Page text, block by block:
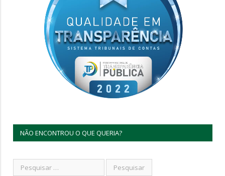
NÃO ENCONTROU O QUE QUERIA?